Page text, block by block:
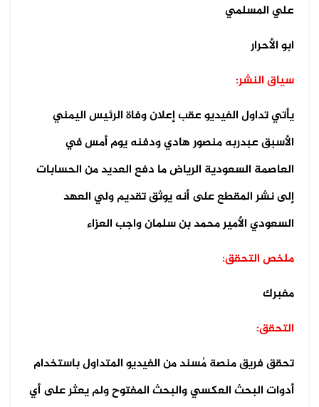
علي المسلمي
ابو الأحرار
سياق النشر:
يأتي تداول الفيديو عقب إعلان وفاة الرئيس اليمني
الأسبق عبدربه منصور هادي ودفنه يوم أمس في
العاصمة السعودية الرياض ما دفع العديد من الحسابات
إلى نشر المقطع على أنه يوثق تقديم ولي العهد
السعودي الأمير محمد بن سلمان واجب العزاء
ملخص التحقق:
مفبرك
التحقق:
تحقق فريق منصة مُسند من الفيديو المتداول باستخدام
أدوات البحث العكسي والبحث المفتوح ولم يعثر على أي